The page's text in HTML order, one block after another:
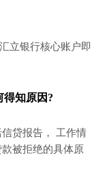
立银行核心账户即
得知原因?
贷报告， 工作情
被拒绝的具体原